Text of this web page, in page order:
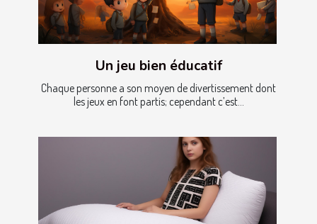
Un jeu bien éducatif
Chaque personne a son moyen de divertissement dont
les jeux en font partis; cependant c’est...